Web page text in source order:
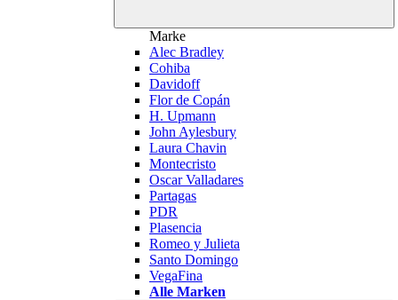
Marke
Alec Bradley
Cohiba
Davidoff
Flor de Copán
H. Upmann
John Aylesbury
Laura Chavin
Montecristo
Oscar Valladares
Partagas
PDR
Plasencia
Romeo y Julieta
Santo Domingo
VegaFina
Alle Marken